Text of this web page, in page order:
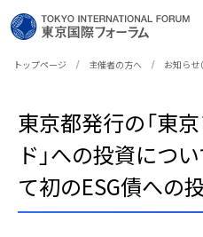
トップページ
主催者の方へ お知らせ
東京都発行の「東
ド」への投資につ
て初のESG債への